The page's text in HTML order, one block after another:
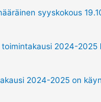
syyskokous
2024-2025
2024-2025 on